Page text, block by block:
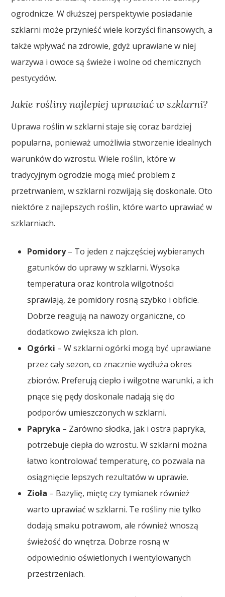
ogrodnicze. W dłuższej perspektywie posiadanie
szklarni może przynieść wiele korzyści finansowych, a
także wpływać na zdrowie, gdyż uprawiane w niej
warzywa i owoce są świeże i wolne od chemicznych
pestycydów.
Jakie rośliny najlepiej uprawiać w szklarni?
Uprawa roślin w szklarni staje się coraz bardziej
popularna, ponieważ umożliwia stworzenie idealnych
warunków do wzrostu. Wiele roślin, które w
tradycyjnym ogrodzie mogą mieć problem z
przetrwaniem, w szklarni rozwijają się doskonale. Oto
niektóre z najlepszych roślin, które warto uprawiać w
szklarniach.
Pomidory– To jeden z najczęściej wybieranych
gatunków do uprawy w szklarni. Wysoka
temperatura oraz kontrola wilgotności
sprawiają, że pomidory rosną szybko i obficie.
Dobrze reagują na nawozy organiczne, co
dodatkowo zwiększa ich plon.
Ogórki – W szklarni ogórki mogą być uprawiane
przez cały sezon, co znacznie wydłuża okres
zbiorów. Preferują ciepło i wilgotne warunki, a ich
pnące się pędy doskonale nadają się do
podporów umieszczonych w szklarni.
Papryka – Zarówno słodka, jak i ostra papryka,
potrzebuje ciepła do wzrostu. W szklarni można
łatwo kontrolować temperaturę, co pozwala na
osiągnięcie lepszych rezultatów w uprawie.
Zioła – Bazylię, miętę czy tymianek również
warto uprawiać w szklarni. Te rośliny nie tylko
dodają smaku potrawom, ale również wnoszą
świeżość do wnętrza. Dobrze rosną w
odpowiednio oświetlonych i wentylowanych
przestrzeniach.